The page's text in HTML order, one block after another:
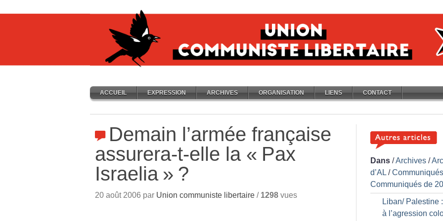
ACCUEIL EXPRESSION ARCHIVES ORGANISATION LIENS CONTACT
Demain l’armée française
assurera-t-elle la « Pax
Israelia » ?
20 août 2006 par Union communiste libertaire / 1298 vues
Dans /Archives /
d’AL /
Communiqués de
Liban/ Palestine
à l’agression